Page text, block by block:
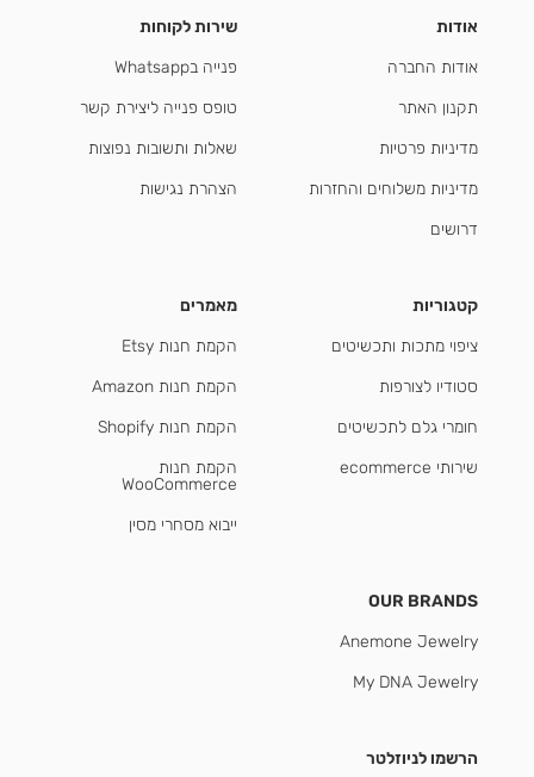
אודות
אודות החברה
תקנון האתר
מדיניות פרטיות
מדיניות משלוחים והחזרות
דרושים
שירות לקוחות
פנייה בWhatsapp
טופס פנייה ליצירת קשר
שאלות ותשובות נפוצות
הצהרת נגישות
קטגוריות
ציפוי מתכות ותכשיטים
סטודיו לצורפות
חומרי גלם לתכשיטים
שירותי ecommerce
מאמרים
הקמת חנות Etsy
הקמת חנות Amazon
הקמת חנות Shopify
הקמת חנות
WooCommerce
ייבוא מסחרי מסין
OUR BRANDS
Anemone Jewelry
My DNA Jewelry
הרשמו לניוזלטר